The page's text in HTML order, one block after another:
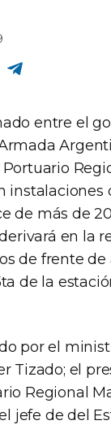
entre el
instalaciones
de más de
en la
de frente
de la
por el
Tizado; el
Regional
jefe de del